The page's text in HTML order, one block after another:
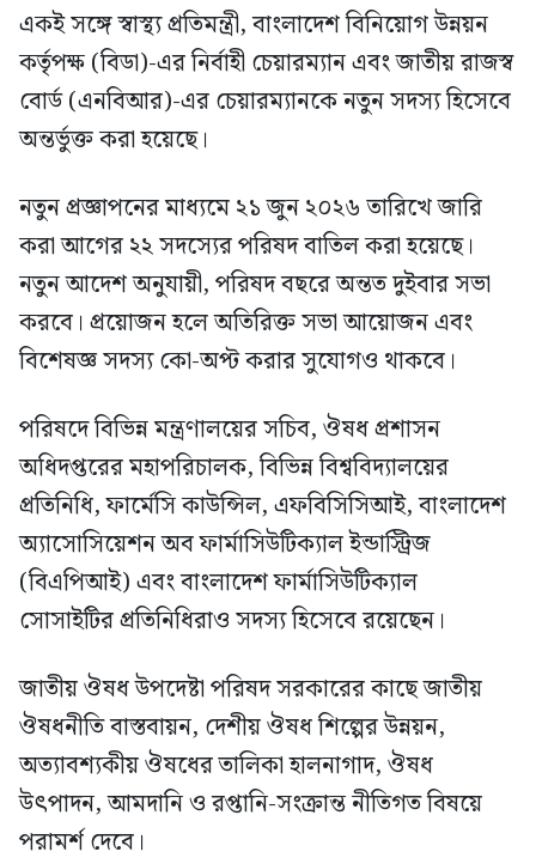
একই সঙ্গে স্বাস্থ্য প্রতিমন্ত্রী, বাংলাদেশ বিনিয়োগ উন্নয়ন
কর্তৃপক্ষ (বিডা)-এর নির্বাহী চেয়ারম্যান এবং জাতীয় রাজস্ব
বোর্ড (এনবিআর)-এর চেয়ারম্যানকে নতুন সদস্য হিসেবে
অন্তর্ভুক্ত করা হয়েছে।
নতুন প্রজ্ঞাপনের মাধ্যমে ২১ জুন ২০২৬ তারিখে জারি
করা আগের ২২ সদস্যের পরিষদ বাতিল করা হয়েছে।
নতুন আদেশ অনুযায়ী, পরিষদ বছরে অন্তত দুইবার সভা
করবে। প্রয়োজন হলে অতিরিক্ত সভা আয়োজন এবং
বিশেষজ্ঞ সদস্য কো-অপ্ট করার সুযোগও থাকবে।
পরিষদে বিভিন্ন মন্ত্রণালয়ের সচিব, ঔষধ প্রশাসন
অধিদপ্তরের মহাপরিচালক, বিভিন্ন বিশ্ববিদ্যালয়ের
প্রতিনিধি, ফার্মেসি কাউন্সিল, এফবিসিসিআই, বাংলাদেশ
অ্যাসোসিয়েশন অব ফার্মাসিউটিক্যাল ইন্ডাস্ট্রিজ
(বিএপিআই) এবং বাংলাদেশ ফার্মাসিউটিক্যাল
সোসাইটির প্রতিনিধিরাও সদস্য হিসেবে রয়েছেন।
জাতীয় ঔষধ উপদেষ্টা পরিষদ সরকারের কাছে জাতীয়
ঔষধনীতি বাস্তবায়ন, দেশীয় ঔষধ শিল্পের উন্নয়ন,
অত্যাবশ্যকীয় ঔষধের তালিকা হালনাগাদ, ঔষধ
উৎপাদন, আমদানি ও রপ্তানি-সংক্রান্ত নীতিগত বিষয়ে
পরামর্শ দেবে।